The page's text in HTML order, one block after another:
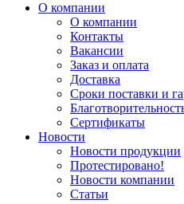
О компании
О компании
Контакты
Вакансии
Заказ и оплата
Доставка
Сроки поставки и
Сертификаты
Новости
Новости продукции
Протестировано!
Новости компании
Статьи